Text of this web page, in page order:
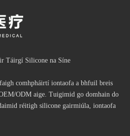
Táirgí Silicone na Síne
comhpháirtí iontaofa a bhfuil breis
ODM aige. Tuigimid go domhain do
réitigh silicone gairmiúla, iontaofa